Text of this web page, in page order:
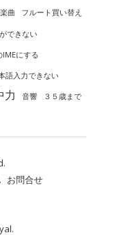
曲 フルート買い替え
できない
IMEにする
語入力できない
力 音響 ３５歳まで
お問合せ
.